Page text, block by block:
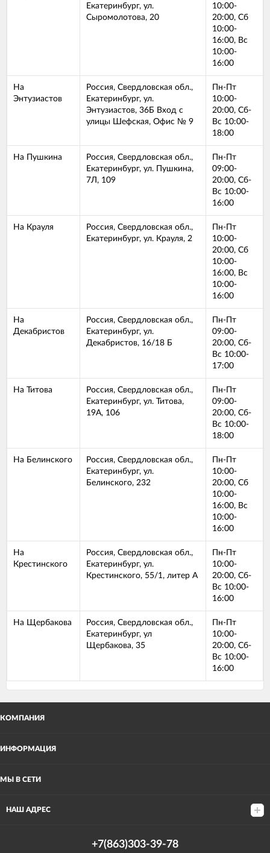
Екатеринбург, ул.
Сыромолотова, 20
10:00-
20:00, Сб
10:00-
16:00, Вс
10:00-
16:00
На
Энтузиастов
Россия, Свердловская обл.,
Екатеринбург, ул.
Энтузиастов, 36Б Вход с
улицы Шефская, Офис № 9
Пн-Пт
10:00-
20:00, Сб-
Вс 10:00-
18:00
На Пушкина
Россия, Свердловская обл.,
Екатеринбург, ул. Пушкина,
7Л, 109
Пн-Пт
09:00-
20:00, Сб-
Вс 10:00-
16:00
На Крауля
Россия, Свердловская обл.,
Екатеринбург, ул. Крауля, 2
Пн-Пт
10:00-
20:00, Сб
10:00-
16:00, Вс
10:00-
16:00
На
Декабристов
Россия, Свердловская обл.,
Екатеринбург, ул.
Декабристов, 16/18 Б
Пн-Пт
09:00-
20:00, Сб-
Вс 10:00-
17:00
На Титова
Россия, Свердловская обл.,
Екатеринбург, ул. Титова,
19А, 106
Пн-Пт
09:00-
20:00, Сб-
Вс 10:00-
18:00
На Белинского
Россия, Свердловская обл.,
Екатеринбург, ул.
Белинского, 232
Пн-Пт
10:00-
20:00, Сб
10:00-
16:00, Вс
10:00-
16:00
На
Крестинского
Россия, Свердловская обл.,
Екатеринбург, ул.
Крестинского, 55/1, литер А
Пн-Пт
10:00-
20:00, Сб-
Вс 10:00-
16:00
На Щербакова
Россия, Свердловская обл.,
Екатеринбург, ул
Щербакова, 35
Пн-Пт
10:00-
20:00, Сб-
Вс 10:00-
16:00
КОМПАНИЯ
ИНФОРМАЦИЯ
МЫ В СЕТИ
НАШ АДРЕС
+7(863)303-39-78